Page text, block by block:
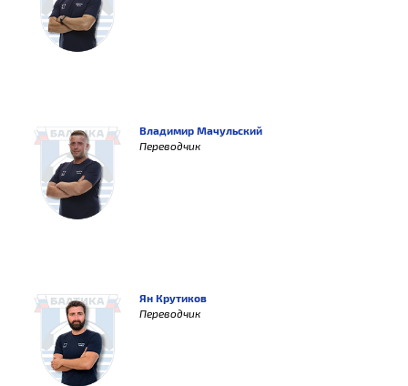
Владимир Мачульский
Переводчик
Ян Крутиков
Переводчик